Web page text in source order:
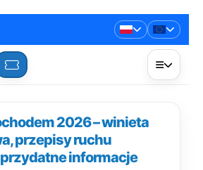
2026 – winieta
przepisy ruchu
informacje